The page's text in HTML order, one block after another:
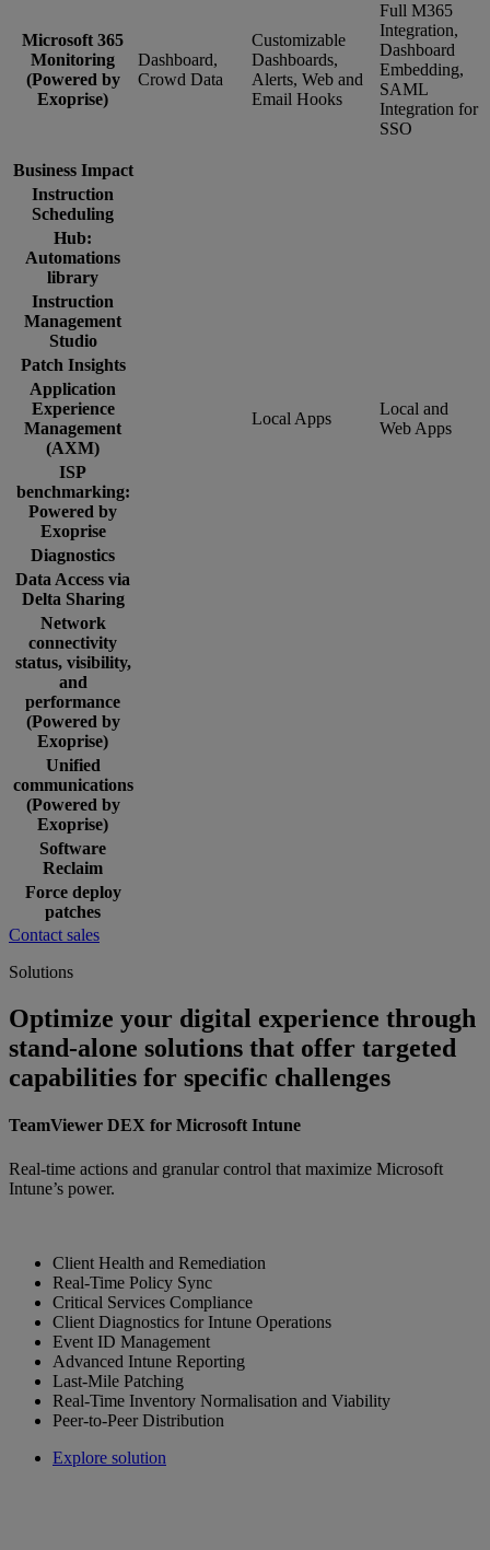
Microsoft 365
Monitoring
(Powered by
Exoprise)
Dashboard,
Crowd Data
Customizable
Dashboards,
Alerts, Web and
Email Hooks
Full M365
Integration,
Dashboard
Embedding,
SAML
Integration for
SSO
Business Impact
Instruction
Scheduling
Hub:
Automations
library
Instruction
Management
Studio
Patch Insights
Application
Experience
Management
(AXM)
Local Apps
Local and
Web Apps
ISP
benchmarking:
Powered by
Exoprise
Diagnostics
Data Access via
Delta Sharing
Network
connectivity
status, visibility,
and
performance
(Powered by
Exoprise)
Unified
communications
(Powered by
Exoprise)
Software
Reclaim
Force deploy
patches
Contact sales
Solutions
Optimize your digital experience through
stand-alone solutions that offer targeted
capabilities for specific challenges
TeamViewer DEX for Microsoft Intune
Real-time actions and granular control that maximize Microsoft
Intune’s power.
Client Health and Remediation
Real-Time Policy Sync
Critical Services Compliance
Client Diagnostics for Intune Operations
Event ID Management
Advanced Intune Reporting
Last-Mile Patching
Real-Time Inventory Normalisation and Viability
Peer-to-Peer Distribution
Explore solution